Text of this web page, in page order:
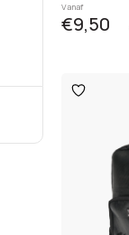
Vanaf
€9,50
aan